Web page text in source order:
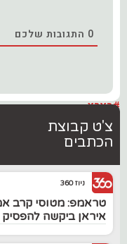
0 התגובות שלכם
#בארץ
צ'ט קבוצת
הכתבים
ניוז 360
טראמפ: מטוסי קרב
איראן ביקשה